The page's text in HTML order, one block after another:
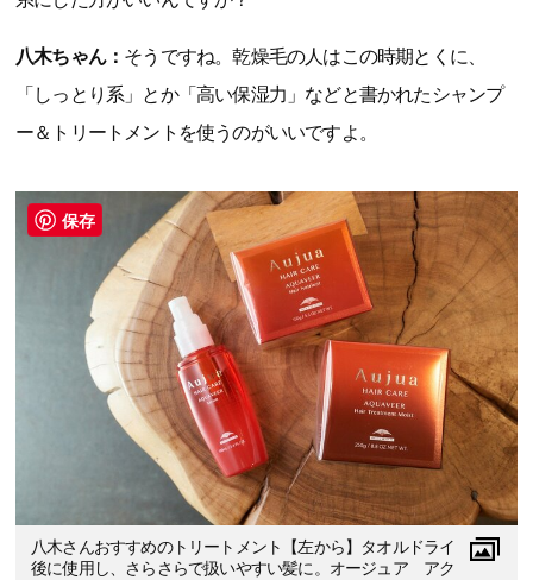
八木ちゃん： そうですね。乾燥毛の人はこの時期とくに、
「しっとり系」とか「高い保湿力」などと書かれたシャンプ
ー＆トリートメントを使うのがいいですよ。
八木さんおすすめのトリートメント【左から】タオルドライ
後に使用し、さらさらで扱いやすい髪に。オージュア アク
保存